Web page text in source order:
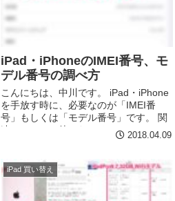
iPad・iPhoneのIMEI番号、モ
デル番号の調べ方
こんにちは、中川です。 iPad・iPhone
を手放す時に、必要なのが「IMEI番
号」もしくは「モデル番号」です。 関
連：ちょっと待った！そのiPadって
（古くても）高く売れるかも！iPad買
法 i...
2018.04.09
iPad 買い替え